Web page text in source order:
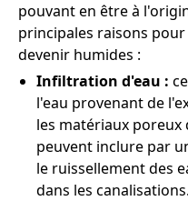
pouvant en être à
principales raisons
devenir humides :
Infiltration d'eau :
l'eau provenant de
les matériaux poreux
peuvent inclure par
le ruissellement des
dans les canalisations.